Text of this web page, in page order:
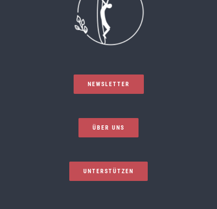
NEWSLETTER
ÜBER UNS
UNTERSTÜTZEN